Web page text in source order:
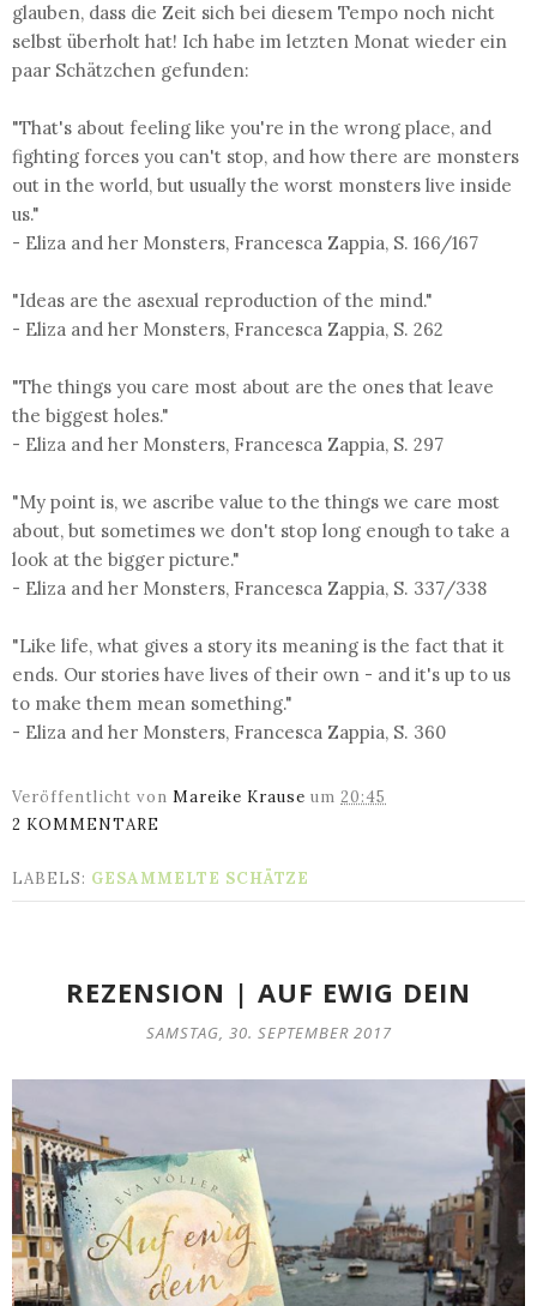
glauben, dass die Zeit sich bei diesem Tempo noch nicht
selbst überholt hat! Ich habe im letzten Monat wieder ein
paar Schätzchen gefunden:
"That's about feeling like you're in the wrong place, and
fighting forces you can't stop, and how there are monsters
out in the world, but usually the worst monsters live inside
us."
- Eliza and her Monsters, Francesca Zappia, S. 166/167
"Ideas are the asexual reproduction of the mind."
- Eliza and her Monsters, Francesca Zappia, S. 262
"The things you care most about are the ones that leave
the biggest holes."
- Eliza and her Monsters, Francesca Zappia, S. 297
"My point is, we ascribe value to the things we care most
about, but sometimes we don't stop long enough to take a
look at the bigger picture."
- Eliza and her Monsters, Francesca Zappia, S. 337/338
"Like life, what gives a story its meaning is the fact that it
ends. Our stories have lives of their own - and it's up to us
to make them mean something."
- Eliza and her Monsters, Francesca Zappia, S. 360
Veröffentlicht von Mareike Krause um 20:45
2 KOMMENTARE
LABELS: GESAMMELTE SCHÄTZE
REZENSION | AUF EWIG DEIN
SAMSTAG, 30. SEPTEMBER 2017